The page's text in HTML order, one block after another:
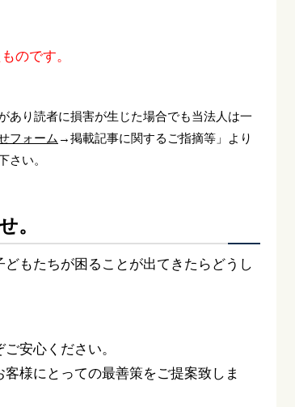
のです。
り読者に損害が生じた場合でも当法人は一
フォーム →掲載記事に関するご指摘等」より
さい。
。
もたちが困ることが出てきたらどうし
安心ください。
様にとっての最善策をご提案致しま